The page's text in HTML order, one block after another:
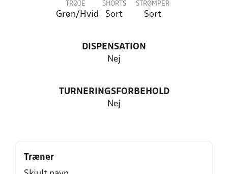
TRØJE
Grøn/Hvid
SHORTS
Sort
STRØMPER
Sort
DISPENSATION
Nej
TURNERINGSFORBEHOLD
Nej
Træner